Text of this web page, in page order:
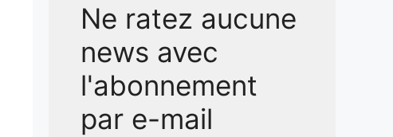
Ne ratez aucune
news avec
l'abonnement
par e-mail